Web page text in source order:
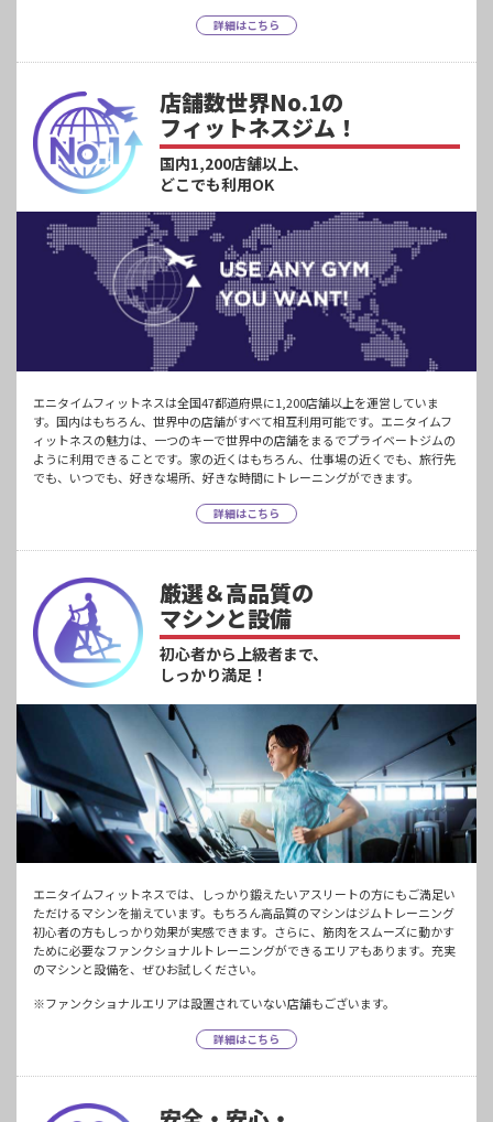
詳細はこちら
店舗数世界No.1の
フィットネスジム！
国内1,200店舗以上、
どこでも利用OK
エニタイムフィットネスは全国47都道府県に1,200店舗以上を運営していま
す。国内はもちろん、世界中の店舗がすべて相互利用可能です。エニタイムフ
ィットネスの魅力は、一つのキーで世界中の店舗をまるでプライベートジムの
ように利用できることです。家の近くはもちろん、仕事場の近くでも、旅行先
でも、いつでも、好きな場所、好きな時間にトレーニングができます。
詳細はこちら
厳選＆高品質の
マシンと設備
初心者から上級者まで、
しっかり満足！
エニタイムフィットネスでは、しっかり鍛えたいアスリートの方にもご満足い
ただけるマシンを揃えています。もちろん高品質のマシンはジムトレーニング
初心者の方もしっかり効果が実感できます。さらに、筋肉をスムーズに動かす
ために必要なファンクショナルトレーニングができるエリアもあります。充実
のマシンと設備を、ぜひお試しください。
※ファンクショナルエリアは設置されていない店舗もございます。
詳細はこちら